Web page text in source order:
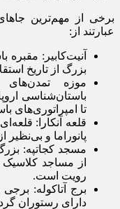
برخی از مهم‌ترین
عبارتند از:
آنیت‌کابیر:
بزرگ از تاریخ
موزه تمدن‌های
باستان‌شناسی
تا امپراتوری‌های
قلعه آنکارا:
پانوراما و
مسجد کجاتپه:
از مساجد
رویت است.
دارای رستوران